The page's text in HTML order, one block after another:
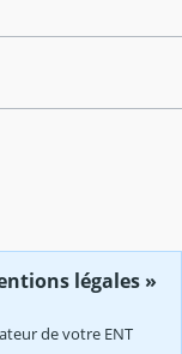
légales »
de votre ENT